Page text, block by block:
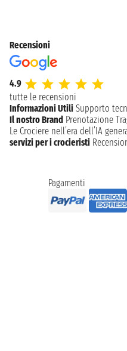
Recensioni
4.9
tutte le recensioni
Informazioni Utili Supporto
Il nostro Brand Prenotazione
Le Crociere nell’era dell’IA
servizi per i crocieristi
Pagamenti